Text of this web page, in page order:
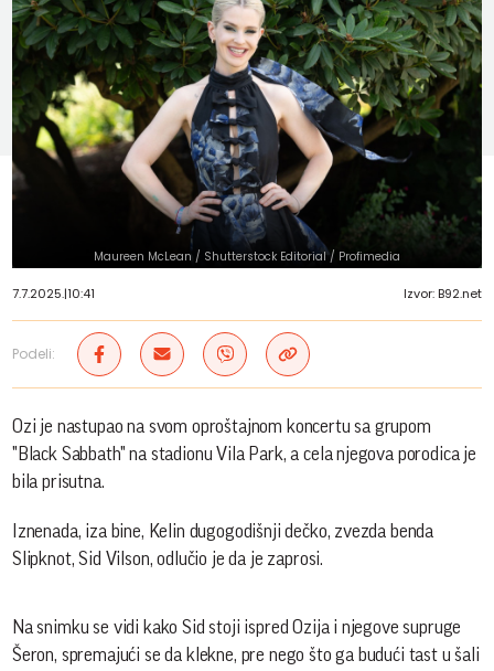
Maureen McLean / Shutterstock Editorial / Profimedia
7.7.2025.|10:41 Izvor: B92.net
Podeli:
Ozi je nastupao na svom oproštajnom koncertu sa grupom
"Black Sabbath" na stadionu Vila Park, a cela njegova porodica je
bila prisutna.
Iznenada, iza bine, Kelin dugogodišnji dečko, zvezda benda
Slipknot, Sid Vilson, odlučio je da je zaprosi.
Na snimku se vidi kako Sid stoji ispred Ozija i njegove supruge
Šeron, spremajući se da klekne, pre nego što ga budući tast u šali